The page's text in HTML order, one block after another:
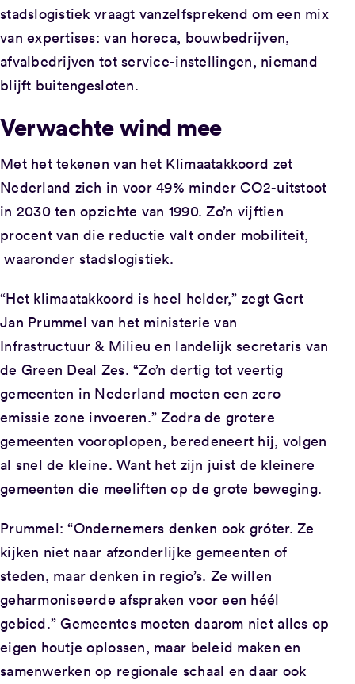
stadslogistiek vraagt vanzelfsprekend om een mix
van expertises: van horeca, bouwbedrijven,
afvalbedrijven tot service-instellingen, niemand
blijft buitengesloten.
Verwachte wind mee
Met het tekenen van het Klimaatakkoord zet
Nederland zich in voor 49% minder CO2-uitstoot
in 2030 ten opzichte van 1990. Zo’n vijftien
procent van die reductie valt onder mobiliteit,
waaronder stadslogistiek.
“Het klimaatakkoord is heel helder,” zegt Gert
Jan Prummel van het ministerie van
Infrastructuur & Milieu en landelijk secretaris van
de Green Deal Zes. “Zo’n dertig tot veertig
gemeenten in Nederland moeten een zero
emissie zone invoeren.” Zodra de grotere
gemeenten vooroplopen, beredeneert hij, volgen
al snel de kleine. Want het zijn juist de kleinere
gemeenten die meeliften op de grote beweging.
Prummel: “Ondernemers denken ook gróter. Ze
kijken niet naar afzonderlijke gemeenten of
steden, maar denken in regio’s. Ze willen
geharmoniseerde afspraken voor een héél
gebied.” Gemeentes moeten daarom niet alles op
eigen houtje oplossen, maar beleid maken en
samenwerken op regionale schaal en daar ook